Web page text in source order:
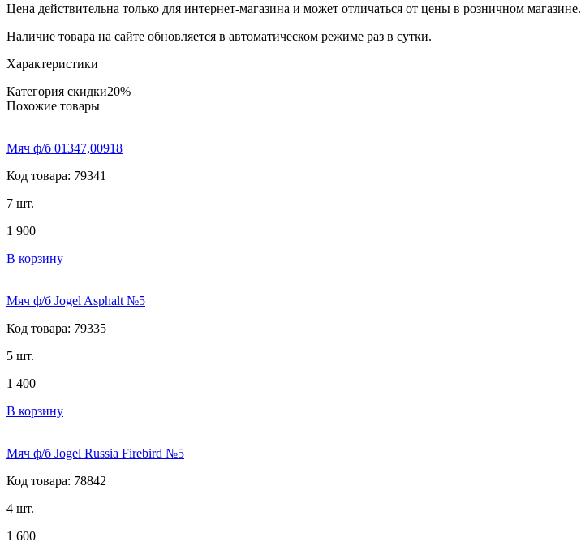
Цена действительна только для интернет-магазина и может отличаться от цены в розничном магазине.
Наличие товара на сайте обновляется в автоматическом режиме раз в сутки.
Характеристики
Категория скидки20%
Похожие товары
Мяч ф/б 01347,00918
Код товара: 79341
7 шт.
1 900
В корзину
Мяч ф/б Jogel Asphalt №5
Код товара: 79335
5 шт.
1 400
В корзину
Мяч ф/б Jogel Russia Firebird №5
Код товара: 78842
4 шт.
1 600